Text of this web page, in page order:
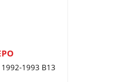
1992-1993 B13